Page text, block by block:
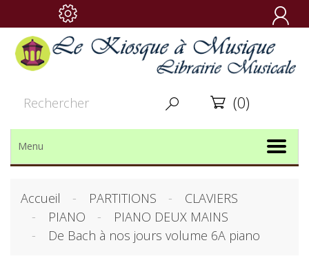

  (0)
Menu
Accueil PARTITIONS
CLAVIERS
PIANO
PIANO DEUX MAINS
De Bach à nos jours volume 6A piano